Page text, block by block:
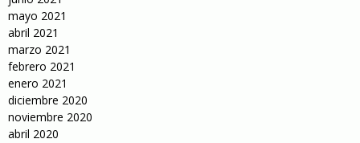
mayo 2021
abril 2021
marzo 2021
febrero 2021
enero 2021
diciembre 2020
noviembre 2020
abril 2020